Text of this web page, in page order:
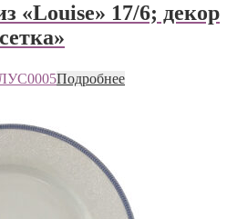
«Louise» 17/6; декор
Подробнее